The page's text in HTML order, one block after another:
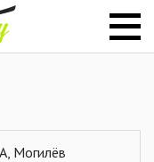
Могилёв